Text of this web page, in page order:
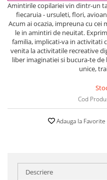
Amintirile copilariei vin dintr-un
fiecaruia - ursuleti, flori,
Acum ai ocazia, impreuna cu cei
le in amintiri de neuitat.
familia, implicati-va in activitati
venita la activitatile recreative
liber imaginatiei si bucura-te
unice,
Cod
Adauga la Favorite
Descriere